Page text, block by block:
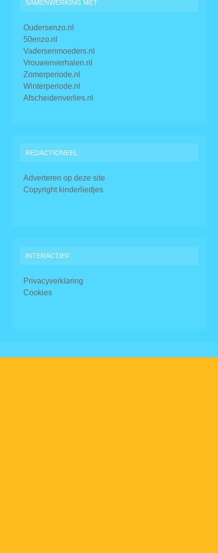
SAMENWERKING MET
Oudersenzo.nl
50enzo.nl
Vadersenmoeders.nl
Vrouwenverhalen.nl
Zomerperiode.nl
Winterperiode.nl
Afscheidenverlies.nl
REDACTIONEEL
Adverteren op deze site
Copyright kinderliedjes
INTERACTIEF
Privacyverklaring
Cookies